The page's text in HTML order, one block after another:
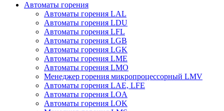
Автоматы горения
Автоматы горения LAL
Автоматы горения LDU
Автоматы горения LFL
Автоматы горения LGB
Автоматы горения LGK
Автоматы горения LME
Автоматы горения LMO
Менеджер горения микропроцессорный LMV
Автоматы горения LAE, LFE
Автоматы горения LOA
Автоматы горения LOK